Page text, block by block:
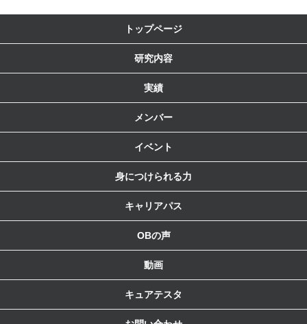
トップページ
研究内容
実績
メンバー
イベント
身につけられる力
キャリアパス
OBの声
動画
キュアテスタ